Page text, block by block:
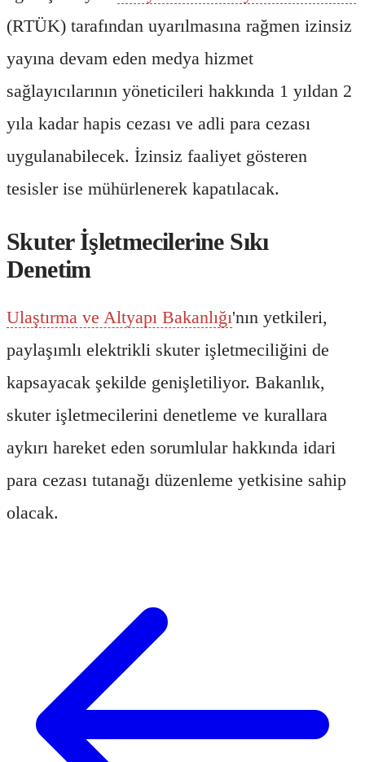
(RTÜK) tarafından uyarılmasına rağmen izinsiz
yayına devam eden medya hizmet
sağlayıcılarının yöneticileri hakkında 1 yıldan 2
yıla kadar hapis cezası ve adli para cezası
uygulanabilecek. İzinsiz faaliyet gösteren
tesisler ise mühürlenerek kapatılacak.
Skuter İşletmecilerine Sıkı
Denetim
Ulaştırma ve Altyapı Bakanlığı'nın yetkileri,
paylaşımlı elektrikli skuter işletmeciliğini de
kapsayacak şekilde genişletiliyor. Bakanlık,
skuter işletmecilerini denetleme ve kurallara
aykırı hareket eden sorumlular hakkında idari
para cezası tutanağı düzenleme yetkisine sahip
olacak.